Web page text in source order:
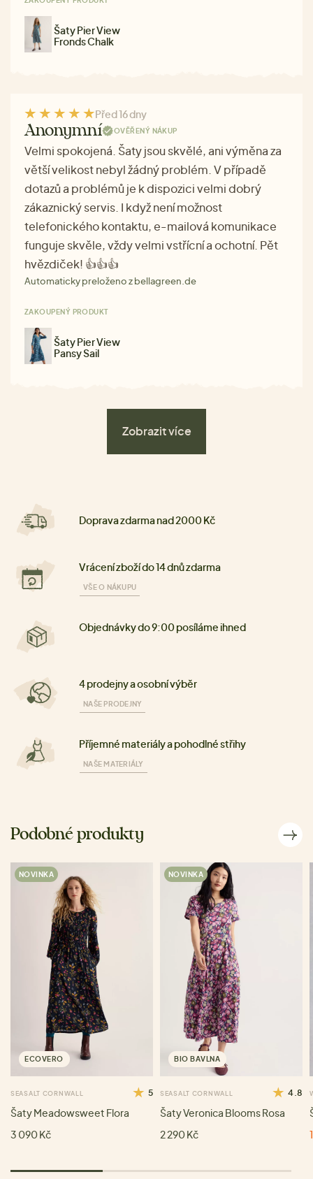
Šaty Pier View
Fronds Chalk
Před 16 dny
Anonymní OVĚŘENÝ NÁKUP
Velmi spokojená. Šaty jsou skvělé, ani výměna za
větší velikost nebyl žádný problém. V případě
dotazů a problémů je k dispozici velmi dobrý
zákaznický servis. I když není možnost
telefonického kontaktu, e-mailová komunikace
funguje skvěle, vždy velmi vstřícní a ochotní. Pět
hvězdiček! 👍👍👍
Automaticky preloženo z bellagreen.de
ZAKOUPENÝ PRODUKT
Šaty Pier View
Pansy Sail
Zobrazit více
Doprava zdarma nad 2000 Kč
Vrácení zboží do 14 dnů zdarma
VŠE O NÁKUPU
Objednávky do 9:00 posíláme ihned
4 prodejny a osobní výběr
NAŠE PRODEJNY
Příjemné materiály a pohodlné střihy
NAŠE MATERIÁLY
Podobné produkty
NOVINKA
ECOVERO
SEASALT CORNWALL 5
Šaty Meadowsweet Flora
3 090 Kč
NOVINKA
BIO BAVLNA
SEASALT CORNWALL 4.8
Šaty Veronica Blooms Rosa
2 290 Kč